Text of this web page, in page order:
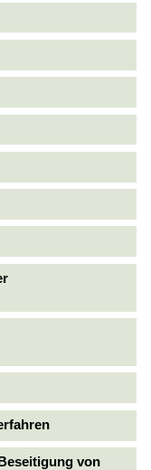
von